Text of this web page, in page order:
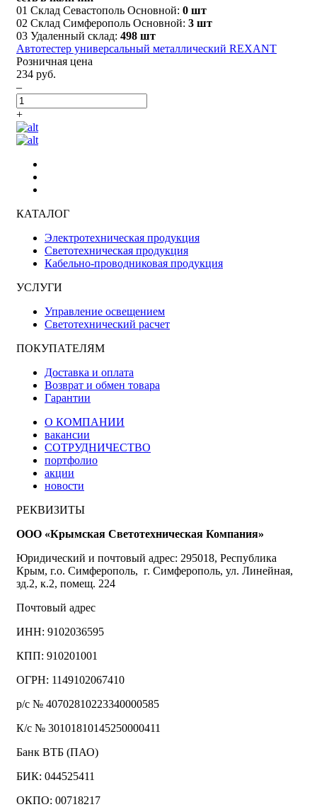
01 Склад Севастополь Основной: 0 шт
02 Склад Симферополь Основной: 3 шт
03 Удаленный склад: 498 шт
Автотестер универсальный металлический REXANT
Розничная цена
234 руб.
–
+
КАТАЛОГ
Электротехническая продукция
Светотехническая продукция
Кабельно-проводниковая продукция
УСЛУГИ
Управление освещением
Светотехнический расчет
ПОКУПАТЕЛЯМ
Доставка и оплата
Возврат и обмен товара
Гарантии
О КОМПАНИИ
вакансии
СОТРУДНИЧЕСТВО
портфолио
акции
новости
РЕКВИЗИТЫ
ООО «Крымская Светотехническая Компания»
Юридический и почтовый адрес: 295018, Республика
Крым, г.о. Симферополь, г. Симферополь, ул. Линейная,
зд.2, к.2, помещ. 224
Почтовый адрес
ИНН: 9102036595
КПП: 910201001
ОГРН: 1149102067410
р/с № 40702810223340000585
К/с № 30101810145250000411
Банк ВТБ (ПАО)
БИК: 044525411
ОКПО: 00718217